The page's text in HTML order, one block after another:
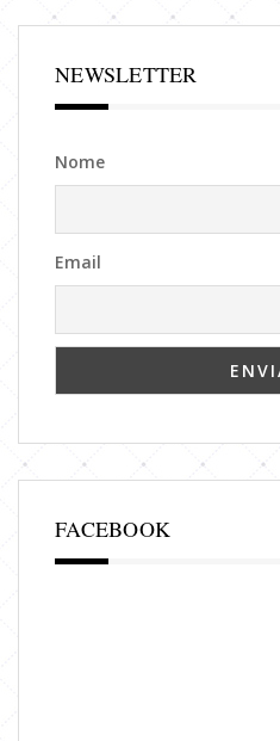
NEWSLETTER
Nome
Email
FACEBOOK